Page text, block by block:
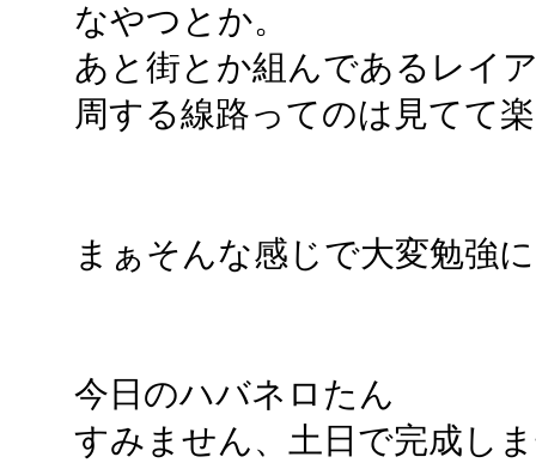
なやつとか。
あと街とか組んであるレイ
周する線路ってのは見てて
まぁそんな感じで大変勉強
今日のハバネロたん
すみません、土日で完成し